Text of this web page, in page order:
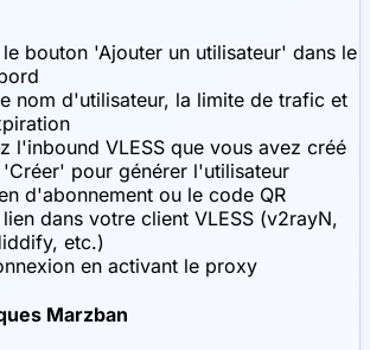
bouton 'Ajouter un utilisateur' dans le
nom d'utilisateur, la limite de trafic et
l'inbound VLESS que vous avez créé
pour générer l'utilisateur
d'abonnement ou le code QR
dans votre client VLESS (v2rayN,
etc.)
en activant le proxy
Marzban